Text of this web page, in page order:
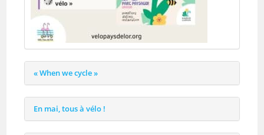
« When we cycle »
En mai, tous à vélo !